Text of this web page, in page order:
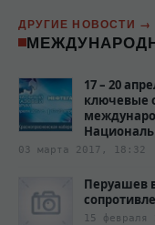
ДРУГИЕ НОВОСТИ
17 – 20
ключевые
03 марта 2017, 18:32
Перуашев
15